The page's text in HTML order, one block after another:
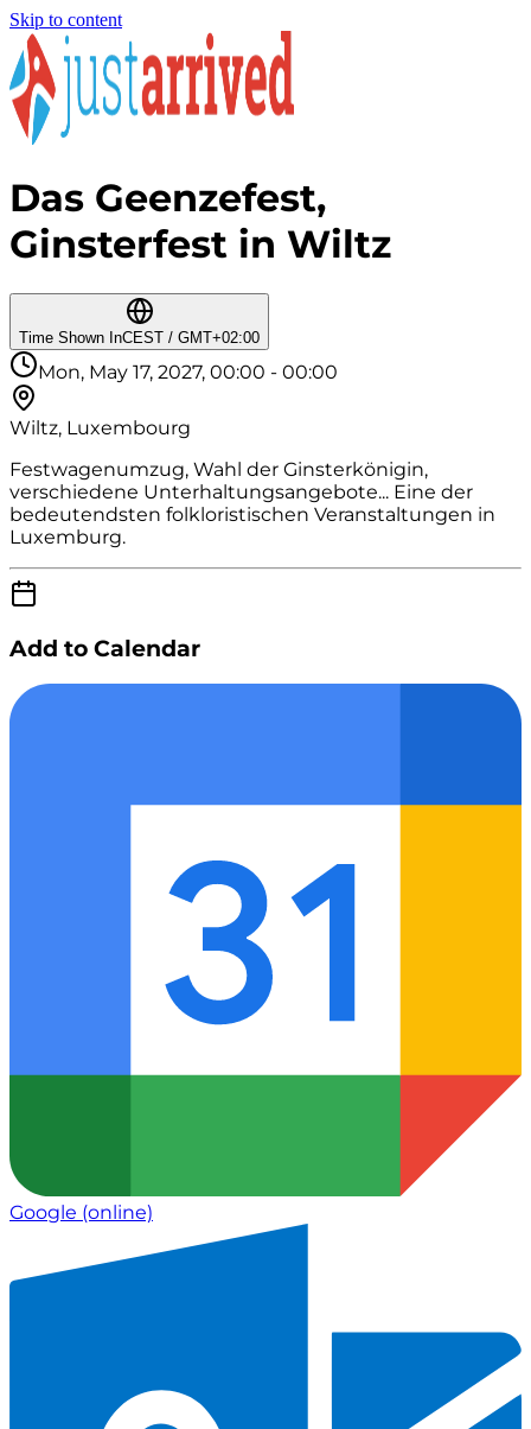
Skip to content
Das Geenzefest,
Ginsterfest in Wiltz
Time Shown InCEST / GMT+02:00
Mon, May 17, 2027, 00:00 - 00:00
Wiltz, Luxembourg
Festwagenumzug, Wahl der Ginsterkönigin,
verschiedene Unterhaltungsangebote... Eine der
bedeutendsten folkloristischen Veranstaltungen in
Luxemburg.
Add to Calendar
Google (online)